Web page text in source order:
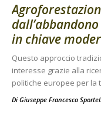
in chiave
Questo approccio
interesse grazie alla
politiche europee per la
Di Giuseppe Francesco